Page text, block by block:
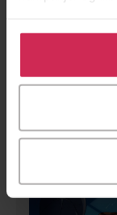
Klikk på «Godta
bruke cookies
tilpasse ditt
Premium